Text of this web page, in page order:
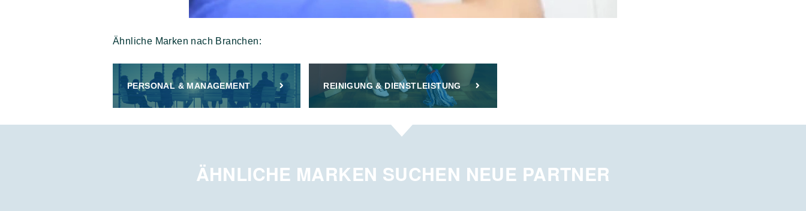
Ähnliche Marken nach Branchen:
PERSONAL & MANAGEMENT REINIGUNG & DIENSTLEISTUNG
ÄHNLICHE MARKEN SUCHEN NEUE PARTNER